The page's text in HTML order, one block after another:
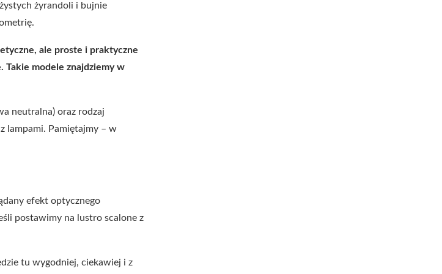
żyrandoli i bujnie
ale proste i praktyczne
Takie modele znajdziemy w
neutralna) oraz rodzaj
lampami. Pamiętajmy – w
efekt optycznego
postawimy na lustro scalone z
tu wygodniej, ciekawiej i z